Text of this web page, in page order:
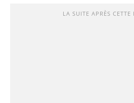
LA SUITE APRÈS CETTE